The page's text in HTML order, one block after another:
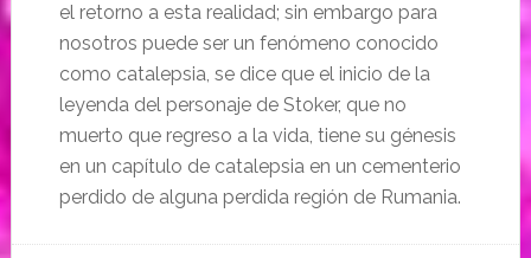
el retorno a esta realidad; sin embargo para
nosotros puede ser un fenómeno conocido
como catalepsia, se dice que el inicio de la
leyenda del personaje de Stoker, que no
muerto que regreso a la vida, tiene su génesis
en un capítulo de catalepsia en un cementerio
perdido de alguna perdida región de Rumania.